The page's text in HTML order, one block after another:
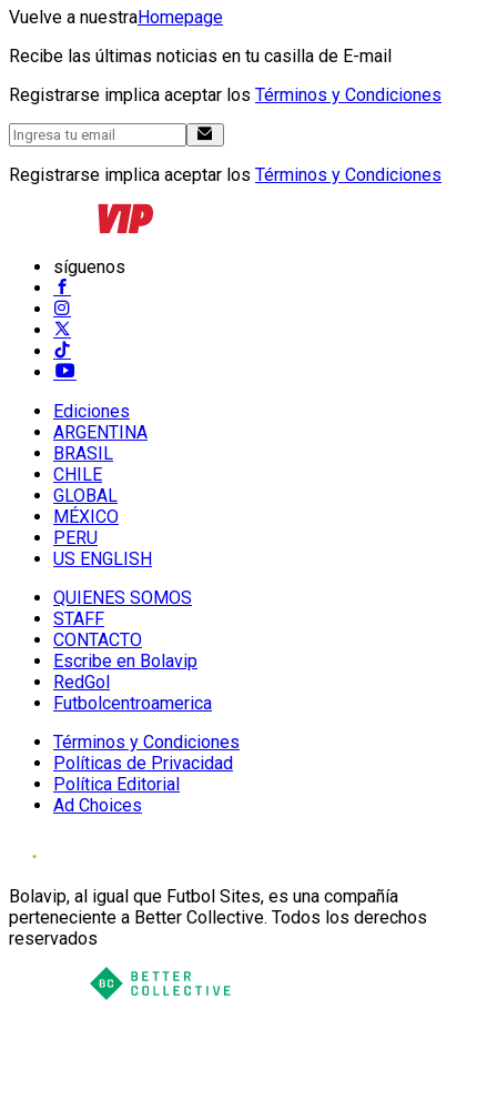
Vuelve a nuestraHomepage
Recibe las últimas noticias en tu casilla de E-mail
Registrarse implica aceptar los Términos y Condiciones
Registrarse implica aceptar los Términos y Condiciones
síguenos
Ediciones
ARGENTINA
BRASIL
CHILE
GLOBAL
MÉXICO
PERU
US ENGLISH
QUIENES SOMOS
STAFF
CONTACTO
Escribe en Bolavip
RedGol
Futbolcentroamerica
Términos y Condiciones
Políticas de Privacidad
Política Editorial
Ad Choices
Bolavip, al igual que Futbol Sites, es una compañía
perteneciente a Better Collective. Todos los derechos
reservados